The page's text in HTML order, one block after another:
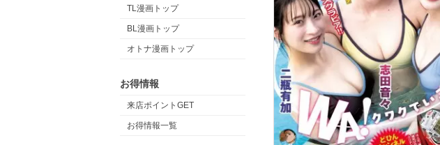
TL漫画トップ
BL漫画トップ
オトナ漫画トップ
お得情報
来店ポイントGET
お得情報一覧